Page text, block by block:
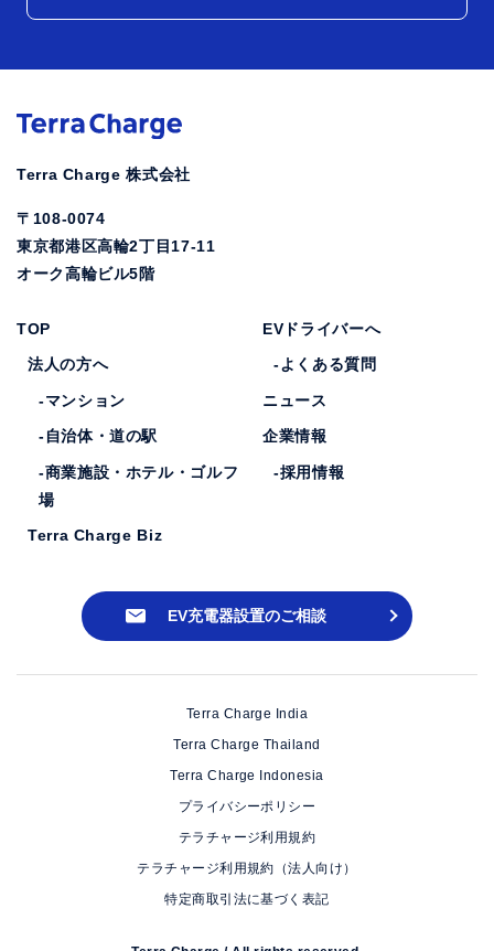
Terra Charge 株式会社
〒108-0074
東京都港区高輪2丁目17-11
オーク高輪ビル5階
TOP
法人の方へ
-マンション
-自治体・道の駅
-商業施設・ホテル・ゴルフ
場
Terra Charge Biz
EVドライバーへ
-よくある質問
ニュース
企業情報
-採用情報
EV充電器設置のご相談
Terra Charge India
Terra Charge Thailand
Terra Charge Indonesia
プライバシーポリシー
テラチャージ利用規約
テラチャージ利用規約（法人向け）
特定商取引法に基づく表記